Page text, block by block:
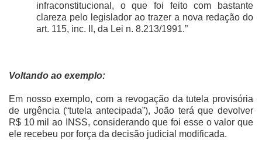
infraconstitucional, o que foi feito com bastante
clareza pelo legislador ao trazer a nova redação do
art. 115, inc. II, da Lei n. 8.213/1991.”
Voltando ao exemplo:
Em nosso exemplo, com a revogação da tutela provisória
de urgência (“tutela antecipada”), João terá que devolver
R$ 10 mil ao INSS, considerando que foi esse o valor que
ele recebeu por força da decisão judicial modificada.